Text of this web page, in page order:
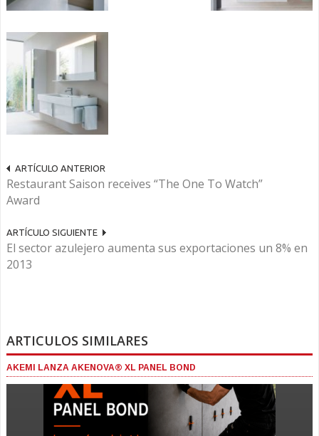
ARTÍCULO ANTERIOR
Restaurant Saison receives “The One To Watch”
Award
ARTÍCULO SIGUIENTE
El sector azulejero aumenta sus exportaciones un 8% en
2013
ARTICULOS SIMILARES
AKEMI LANZA AKENOVA® XL PANEL BOND